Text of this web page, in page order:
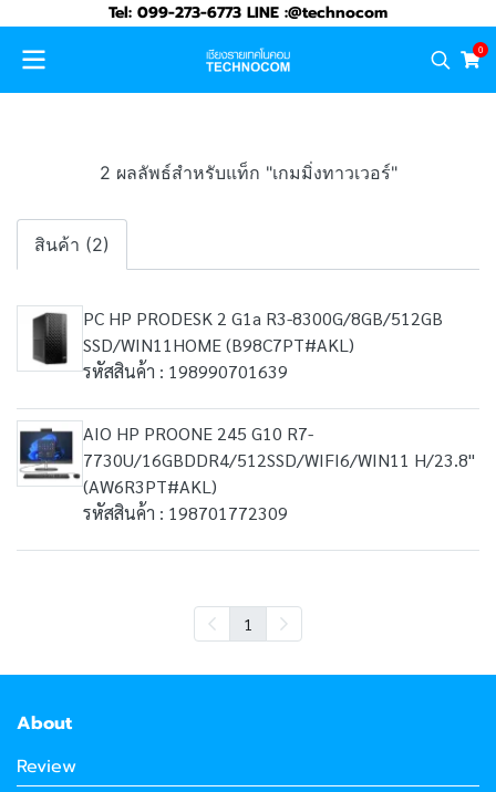
Tel: 099-273-6773 LINE :@technocom
0
2 ผลลัพธ์สำหรับแท็ก "เกมมิ่งทาวเวอร์"
สินค้า (2)
PC HP PRODESK 2 G1a R3-8300G/8GB/512GB
SSD/WIN11HOME (B98C7PT#AKL)
รหัสสินค้า : 198990701639
AIO HP PROONE 245 G10 R7-
7730U/16GBDDR4/512SSD/WIFI6/WIN11 H/23.8"
(AW6R3PT#AKL)
รหัสสินค้า : 198701772309
1
About
Review